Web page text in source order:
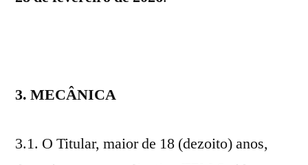
3. MECÂNICA
3.1. O Titular, maior de 18 (dezoito) anos,